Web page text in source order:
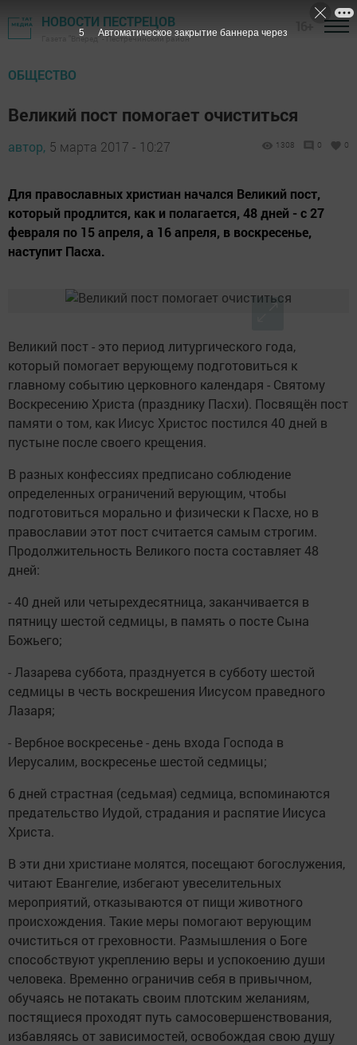
НОВОСТИ ПЕСТРЕЦОВ
Газета "Вперед" - Пестречинский район
ОБЩЕСТВО
Великий пост помогает очиститься
автор, 5 марта 2017 - 10:27 1308 0 0
Для православных христиан начался Великий пост,
который продлится, как и полагается, 48 дней - с 27
февраля по 15 апреля, а 16 апреля, в воскресенье,
наступит Пасха.
Великий пост - это период литургического года,
который помогает верующему подготовиться к
главному событию церковного календаря - Святому
Воскресению Христа (празднику Пасхи). Посвящён пост
памяти о том, как Иисус Христос постился 40 дней в
пустыне после своего крещения.
В разных конфессиях предписано соблюдение
определенных ограничений верующим, чтобы
подготовиться морально и физически к Пасхе, но в
православии этот пост считается самым строгим.
Продолжительность Великого поста составляет 48
дней:
- 40 дней или четырехдесятница, заканчивается в
пятницу шестой седмицы, в память о посте Сына
Божьего;
- Лазарева суббота, празднуется в субботу шестой
седмицы в честь воскрешения Иисусом праведного
Лазаря;
- Вербное воскресенье - день входа Господа в
Иерусалим, воскресенье шестой седмицы;
6 дней страстная (седьмая) седмица, вспоминаются
предательство Иудой, страдания и распятие Иисуса
Христа.
В эти дни христиане молятся, посещают богослужения,
читают Евангелие, избегают увеселительных
мероприятий, отказываются от пищи животного
происхождения. Такие меры помогают верующим
очиститься от греховности. Размышления о Боге
способствуют укреплению веры и успокоению души
человека. Временно ограничив себя в привычном,
обучаясь не потакать своим плотским желаниям,
постящиеся проходят путь самосовершенствования,
избавляясь от зависимостей, освобождая свою душу
5 Автоматическое закрытие баннера через